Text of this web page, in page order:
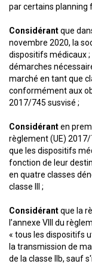
par certains planning
Considérantque
novembre 2020, la
dispositifs médicaux ;
démarches
marché en tant que
conformément aux
2017/745 susvisé ;
Considéranten
règlement (UE)
que les dispositifs
fonction de leur
en quatre classes
classe III ;
Considérantque la
l’annexe VIII du
« tous les dispositifs
la transmission de
de la classe IIb, sauf